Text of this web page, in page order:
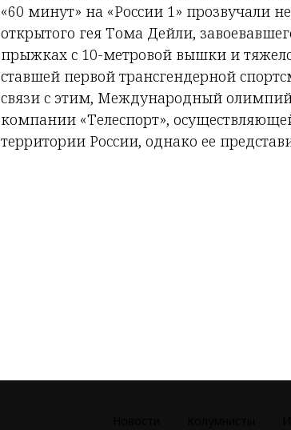
«60 минут» на «России 1» прозвучали
открытого гея Тома Дейли,
прыжках с 10-метровой вышки и
ставшей первой трансгендерной
связи с этим, Международный
компании «Телеспорт»,
территории России, однако ее